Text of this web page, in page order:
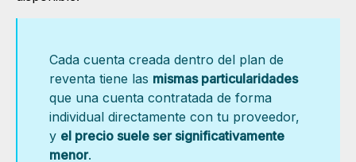
Cada cuenta creada dentro del plan de
reventa tiene las mismas particularidades
que una cuenta contratada de forma
individual directamente con tu proveedor,
y el precio suele ser significativamente
menor.